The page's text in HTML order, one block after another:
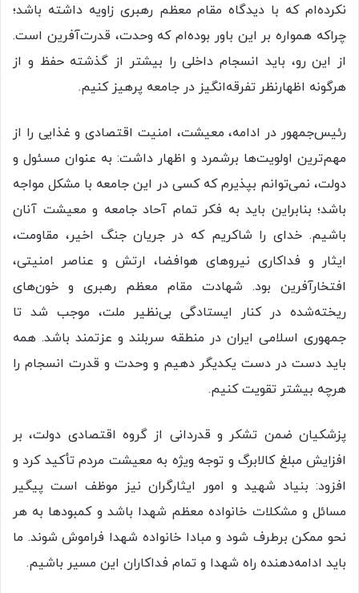
نکرده‌ام که با دیدگاه مقام معظم رهبری زاویه داشته باشد؛
چراکه همواره بر این باور بوده‌ام که وحدت، قدرت‌آفرین است.
از این رو، باید انسجام داخلی را بیشتر از گذشته حفظ و از
هرگونه اظهارنظر تفرقه‌انگیز در جامعه پرهیز کنیم.
رئیس‌جمهور در ادامه، معیشت، امنیت اقتصادی و غذایی را از
مهم‌ترین اولویت‌ها برشمرد و اظهار داشت: به عنوان مسئول و
دولت، نمی‌توانم بپذیرم که کسی در این جامعه با مشکل مواجه
باشد؛ بنابراین باید به فکر تمام آحاد جامعه و معیشت آنان
باشیم. خدای را شاکریم که در جریان جنگ اخیر، مقاومت،
ایثار و فداکاری نیروهای هوافضا، ارتش و عناصر امنیتی،
افتخارآفرین بود. شهادت مقام معظم رهبری و خون‌های
ریخته‌شده در کنار ایستادگی بی‌نظیر ملت، موجب شد تا
جمهوری اسلامی ایران در منطقه سربلند و عزتمند باشد. همه
باید دست در دست یکدیگر دهیم و وحدت و قدرت انسجام را
هرچه بیشتر تقویت کنیم.
پزشکیان ضمن تشکر و قدردانی از گروه اقتصادی دولت، بر
افزایش مبلغ کالابرگ و توجه ویژه به معیشت مردم تأکید کرد و
افزود: بنیاد شهید و امور ایثارگران نیز موظف است پیگیر
مسائل و مشکلات خانواده معظم شهدا باشد و کمبودها به هر
نحو ممکن برطرف شود و مبادا خانواده شهدا فراموش شوند. ما
باید ادامه‌دهنده راه شهدا و تمام فداکاران این مسیر باشیم.